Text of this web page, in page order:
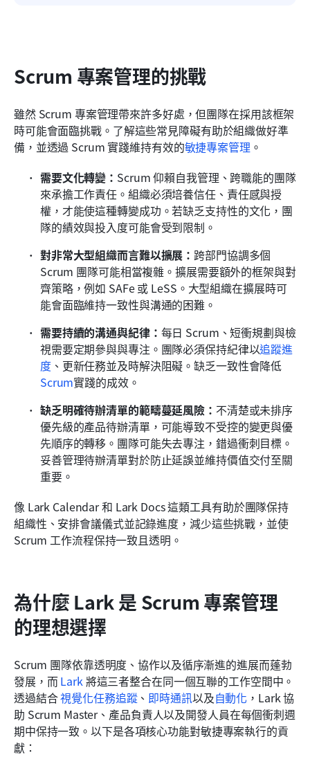
Scrum 專案管理的挑戰
雖然 Scrum 專案管理帶來許多好處，但團隊在採用該框架
時可能會面臨挑戰。了解這些常見障礙有助於組織做好準
備，並透過 Scrum 實踐維持有效的敏捷專案管理 。
需要文化轉變： Scrum 仰賴自我管理、跨職能的團隊
來承擔工作責任。組織必須培養信任、責任感與授
權，才能使這種轉變成功。若缺乏支持性的文化，團
隊的績效與投入度可能會受到限制。
對非常大型組織而言難以擴展： 跨部門協調多個
Scrum 團隊可能相當複雜。擴展需要額外的框架與對
齊策略，例如 SAFe 或 LeSS。大型組織在擴展時可
能會面臨維持一致性與溝通的困難。
需要持續的溝通與紀律： 每日 Scrum、短衝規劃與檢
視需要定期參與與專注。團隊必須保持紀律以追蹤進
度、更新任務並及時解決阻礙。缺乏一致性會降低
Scrum實踐的成效。
缺乏明確待辦清單的範疇蔓延風險： 不清楚或未排序
優先級的產品待辦清單，可能導致不受控的變更與優
先順序的轉移。團隊可能失去專注，錯過衝刺目標。
妥善管理待辦清單對於防止延誤並維持價值交付至關
重要。
像 Lark Calendar 和 Lark Docs 這類工具有助於團隊保持
組織性、安排會議儀式並記錄進度，減少這些挑戰，並使
Scrum 工作流程保持一致且透明。
為什麼 Lark 是 Scrum 專案管理
的理想選擇
Scrum 團隊依靠透明度、協作以及循序漸進的進展而蓬勃
發展，而 Lark 將這三者整合在同一個互聯的工作空間中。
透過結合 視覺化任務追蹤、 即時通訊以及自動化 ，Lark 協
助 Scrum Master、產品負責人以及開發人員在每個衝刺週
期中保持一致。以下是各項核心功能對敏捷專案執行的貢
獻：